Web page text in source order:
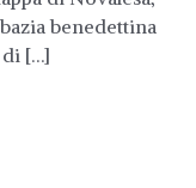
benedettina
di […]